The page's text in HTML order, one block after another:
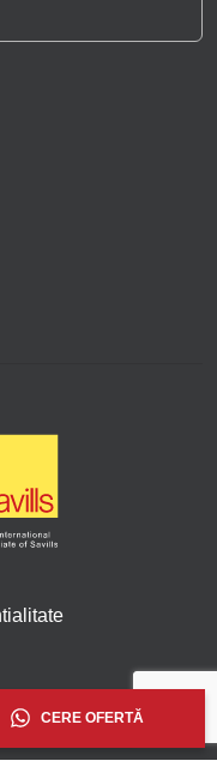
CERE OFERTĂ
Crosspoint.